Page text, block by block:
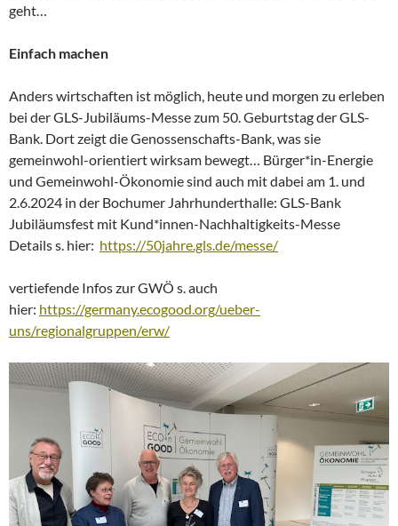
geht…
Einfach machen
Anders wirtschaften ist möglich, heute und morgen zu erleben
bei der GLS-Jubiläums-Messe zum 50. Geburtstag der GLS-
Bank. Dort zeigt die Genossenschafts-Bank, was sie
gemeinwohl-orientiert wirksam bewegt… Bürger*in-Energie
und Gemeinwohl-Ökonomie sind auch mit dabei am 1. und
2.6.2024 in der Bochumer Jahrhunderthalle: GLS-Bank
Jubiläumsfest mit Kund*innen-Nachhaltigkeits-Messe
Details s. hier: https://50jahre.gls.de/messe/
vertiefende Infos zur GWÖ s. auch
hier: https://germany.ecogood.org/ueber-
uns/regionalgruppen/erw/